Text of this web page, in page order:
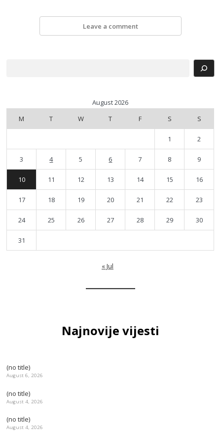
Leave a comment
August 2026
M
T W T F S S
1 2
3 4 5 6 7 8 9
10 11 12 13 14 15 16
17 18 19 20 21 22 23
24 25 26 27 28 29 30
31
« Jul
Najnovije vijesti
(no title)
August 6, 2026
(no title)
August 4, 2026
(no title)
August 4, 2026